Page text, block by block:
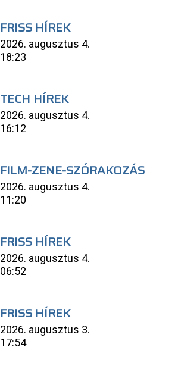
FRISS HÍREK
2026. augusztus 4.
18:23
TECH HÍREK
2026. augusztus 4.
16:12
FILM-ZENE-SZÓRAKOZÁS
2026. augusztus 4.
11:20
FRISS HÍREK
2026. augusztus 4.
06:52
FRISS HÍREK
2026. augusztus 3.
17:54